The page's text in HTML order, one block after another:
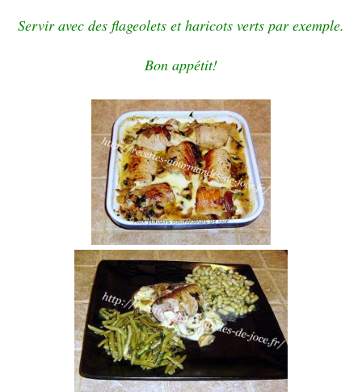
Servir avec des flageolets et haricots verts par exemple.
Bon appétit!